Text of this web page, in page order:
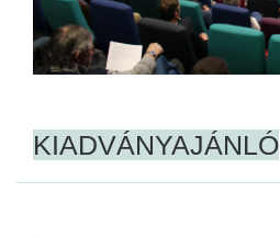
KIADVÁNYAJÁNLÓ